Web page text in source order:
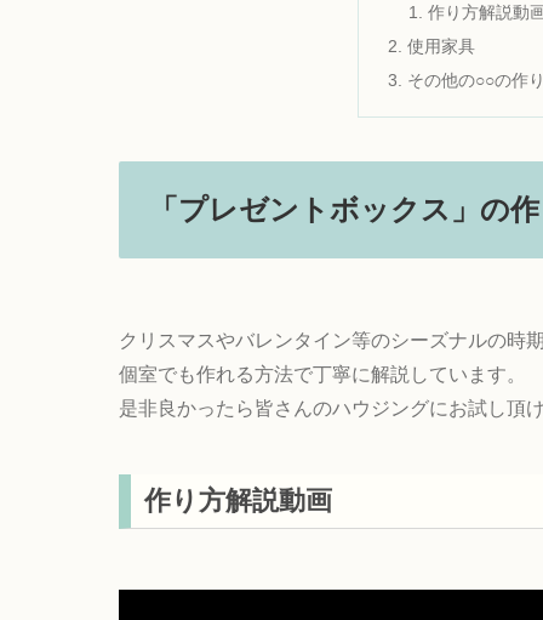
作り方解説動
使用家具
その他の○○の作
「プレゼントボックス」の
クリスマスやバレンタイン等のシーズナルの時
個室でも作れる方法で丁寧に解説しています。
是非良かったら皆さんのハウジングにお試し頂
作り方解説動画